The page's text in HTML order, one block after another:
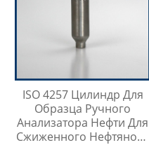
ISO 4257 Цилиндр Для
Образца Ручного
Анализатора Нефти Для
Сжиженного Нефтяного